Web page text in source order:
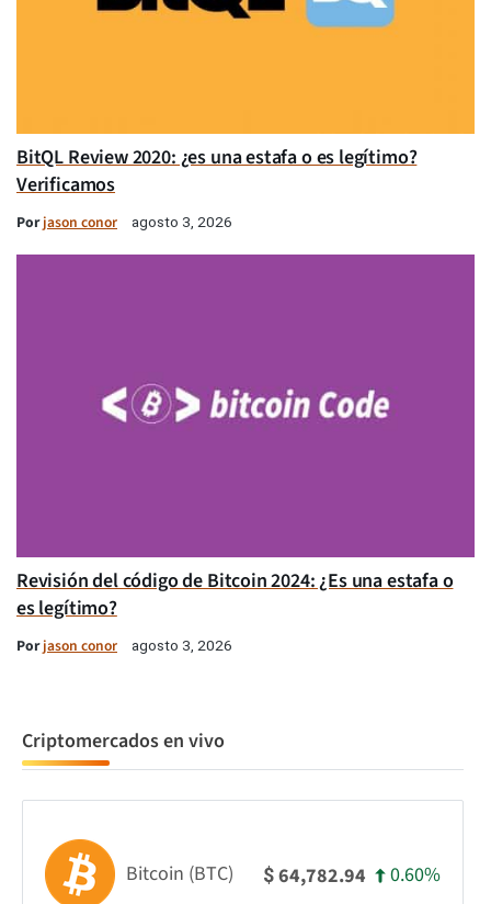
BitQL Review 2020: ¿es una estafa o es legítimo?
Verificamos
Porjason conor agosto 3, 2026
Revisión del código de Bitcoin 2024: ¿Es una estafa o
es legítimo?
Porjason conor agosto 3, 2026
Criptomercados en vivo
Bitcoin (BTC) $64,782.94 0.60%